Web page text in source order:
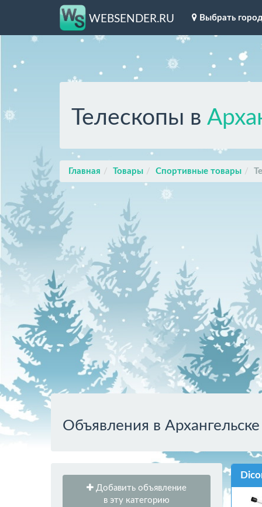
WEBSENDER.RU Выбрать
Телескопы в
Главная Товары Спортивные товары
Объявления в Архангельске
Добавить объявление
в эту категорию